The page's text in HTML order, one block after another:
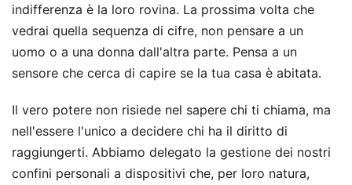
indifferenza è la loro rovina. La prossima volta che
vedrai quella sequenza di cifre, non pensare a un
uomo o a una donna dall'altra parte. Pensa a un
sensore che cerca di capire se la tua casa è abitata.
Il vero potere non risiede nel sapere chi ti chiama, ma
nell'essere l'unico a decidere chi ha il diritto di
raggiungerti. Abbiamo delegato la gestione dei nostri
confini personali a dispositivi che, per loro natura,